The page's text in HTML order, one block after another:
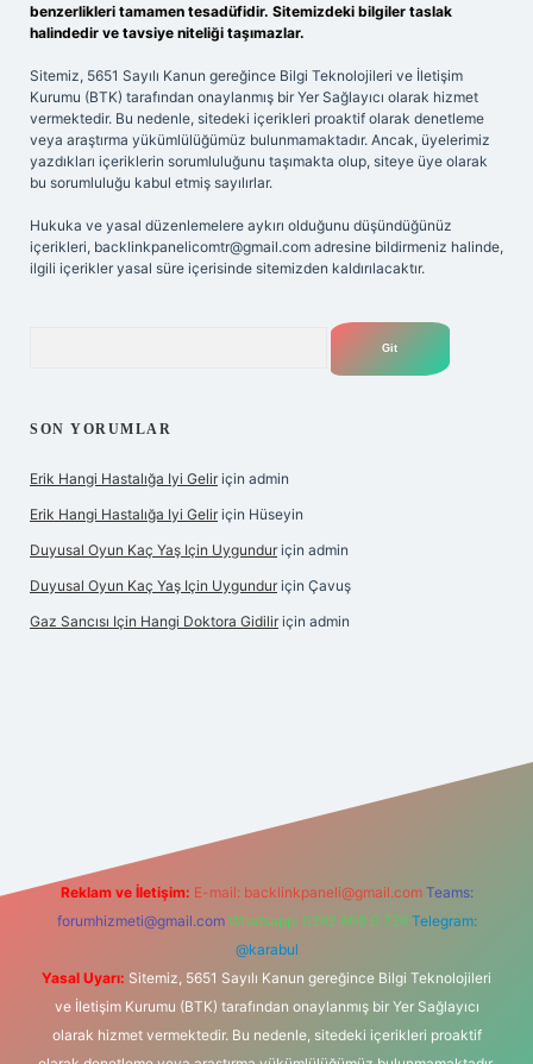
benzerlikleri tamamen tesadüfidir. Sitemizdeki bilgiler taslak
halindedir ve tavsiye niteliği taşımazlar.
Sitemiz, 5651 Sayılı Kanun gereğince Bilgi Teknolojileri ve İletişim
Kurumu (BTK) tarafından onaylanmış bir Yer Sağlayıcı olarak hizmet
vermektedir. Bu nedenle, sitedeki içerikleri proaktif olarak denetleme
veya araştırma yükümlülüğümüz bulunmamaktadır. Ancak, üyelerimiz
yazdıkları içeriklerin sorumluluğunu taşımakta olup, siteye üye olarak
bu sorumluluğu kabul etmiş sayılırlar.
Hukuka ve yasal düzenlemelere aykırı olduğunu düşündüğünüz
içerikleri, backlinkpanelicomtr@gmail.com adresine bildirmeniz halinde,
ilgili içerikler yasal süre içerisinde sitemizden kaldırılacaktır.
SON YORUMLAR
Erik Hangi Hastalığa Iyi Gelir için admin
Erik Hangi Hastalığa Iyi Gelir için Hüseyin
Duyusal Oyun Kaç Yaş Için Uygundur için admin
Duyusal Oyun Kaç Yaş Için Uygundur için Çavuş
Gaz Sancısı Için Hangi Doktora Gidilir için admin
Reklam ve İletişim: E-mail: backlinkpaneli@gmail.com Teams:
forumhizmeti@gmail.com Whatsapp: 0262 606 0 726 Telegram:
@karabul
Yasal Uyarı: Sitemiz, 5651 Sayılı Kanun gereğince Bilgi Teknolojileri
ve İletişim Kurumu (BTK) tarafından onaylanmış bir Yer Sağlayıcı
olarak hizmet vermektedir. Bu nedenle, sitedeki içerikleri proaktif